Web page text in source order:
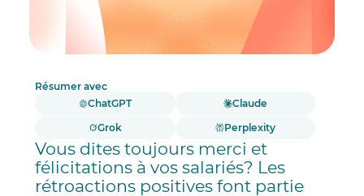
Résumer avec
ChatGPT
Claude
Grok
Perplexity
Vous dites toujours merci et
félicitations à vos salariés? Les
rétroactions positives font partie